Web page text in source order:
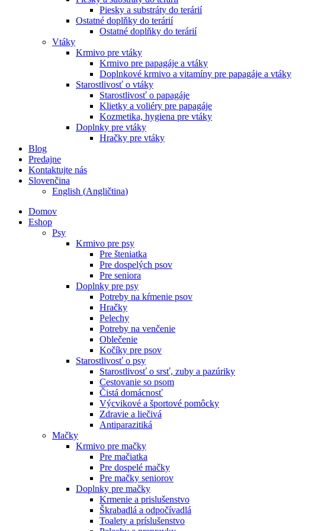
Piesky a substráty do terárií
Ostatné doplňky do terárií
Ostatné doplňky do terárií
Vtáky
Krmivo pre vtáky
Krmivo pre papagáje a vtáky
Doplnkové krmivo a vitamíny pre papagáje a vtáky
Starostlivosť o vtáky
Starostlivosť o papagáje
Klietky a voliéry pre papagáje
Kozmetika, hygiena pre vtáky
Doplnky pre vtáky
Hračky pre vtáky
Blog
Predajne
Kontaktujte nás
Slovenčina
English (Angličtina)
Domov
Eshop
Psy
Krmivo pre psy
Pre šteniatka
Pre dospelých psov
Pre seniora
Doplnky pre psy
Potreby na kŕmenie psov
Hračky
Pelechy
Potreby na venčenie
Oblečenie
Kočíky pre psov
Starostlivosť o psy
Starostlivosť o srsť, zuby a pazúriky
Cestovanie so psom
Čistá domácnosť
Výcvikové a športové pomôcky
Zdravie a liečivá
Antiparazitiká
Mačky
Krmivo pre mačky
Pre mačiatka
Pre dospelé mačky
Pre mačky seniorov
Doplnky pre mačky
Krmenie a prislušenstvo
Škrabadlá a odpočívadlá
Toalety а príslušenstvo